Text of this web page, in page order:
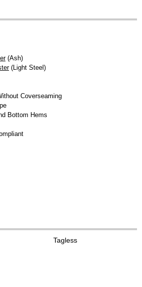
(Ash)
(Light Steel)
Coverseaming
Bottom Hems
Tagless